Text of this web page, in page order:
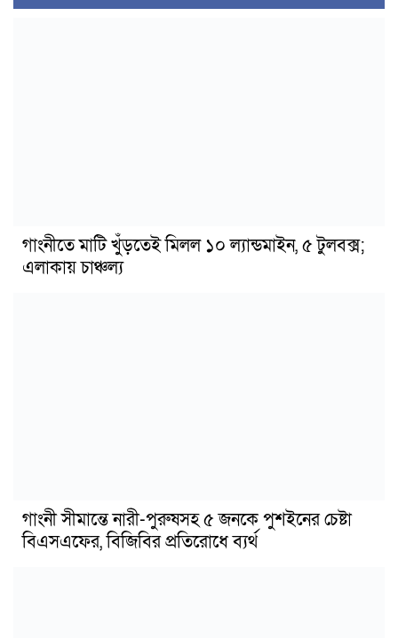
গাংনীতে মাটি খুঁড়তেই মিলল ১০ ল্যান্ডমাইন, ৫ টুলবক্স;
এলাকায় চাঞ্চল্য
গাংনী সীমান্তে নারী-পুরুষসহ ৫ জনকে পুশইনের চেষ্টা
বিএসএফের, বিজিবির প্রতিরোধে ব্যর্থ